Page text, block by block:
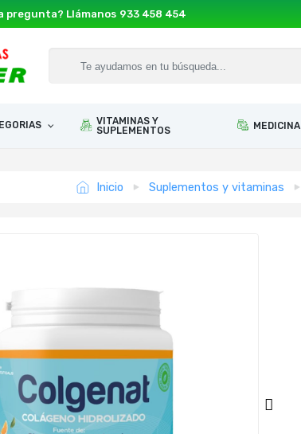
pregunta? Llámanos 933 458 454
VITAMINAS Y
SUPLEMENTOS
MEDICINA
Inicio Suplementos y vitaminas